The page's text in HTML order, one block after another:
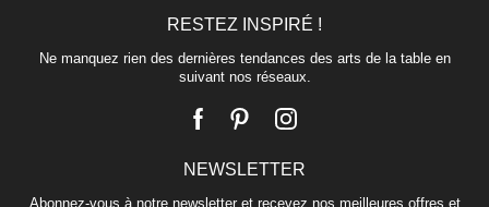
RESTEZ INSPIRÉ !
Ne manquez rien des dernières tendances des arts de la table en
suivant nos réseaux.
NEWSLETTER
Abonnez-vous à notre newsletter et recevez nos meilleures offres et